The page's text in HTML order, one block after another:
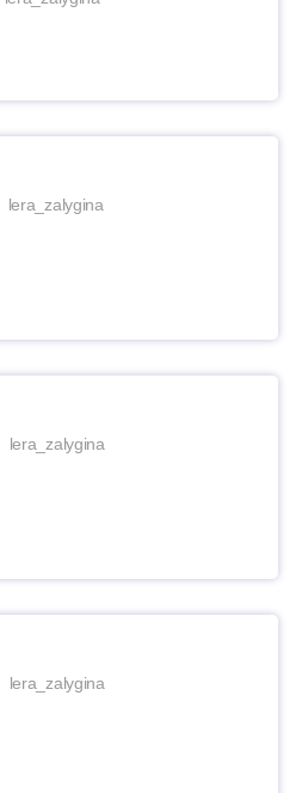
lera_zalygina
lera_zalygina
lera_zalygina